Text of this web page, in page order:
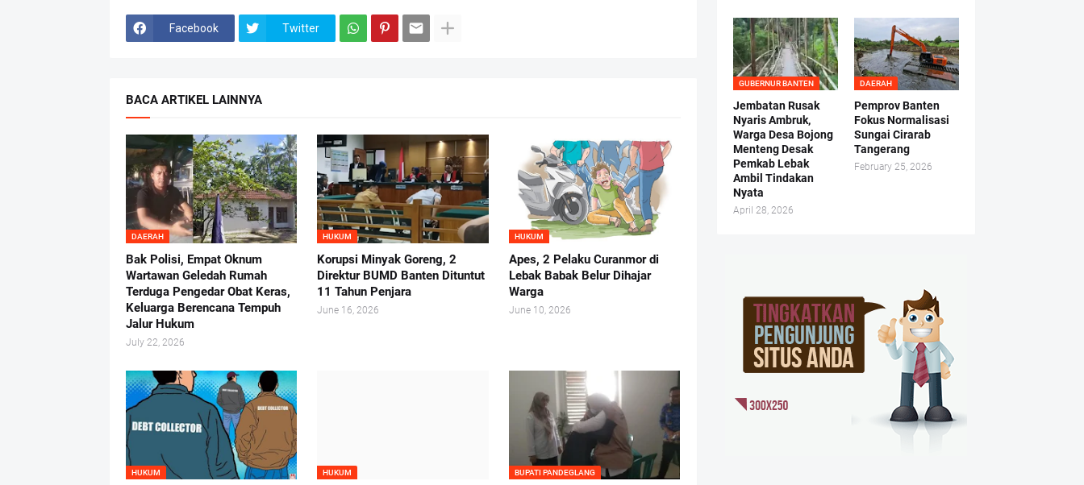
Facebook Twitter
BACA ARTIKEL LAINNYA
DAERAH
Bak Polisi, Empat Oknum
Wartawan Geledah Rumah
Terduga Pengedar Obat Keras,
Keluarga Berencana Tempuh
Jalur Hukum
July 22, 2026
HUKUM
Korupsi Minyak Goreng, 2
Direktur BUMD Banten Dituntut
11 Tahun Penjara
June 16, 2026
HUKUM
Apes, 2 Pelaku Curanmor di
Lebak Babak Belur Dihajar
Warga
June 10, 2026
HUKUM HUKUM BUPATI PANDEGLANG
GUBERNUR BANTEN
Jembatan Rusak
Nyaris Ambruk,
Warga Desa Bojong
Menteng Desak
Pemkab Lebak
Ambil Tindakan
Nyata
April 28, 2026
DAERAH
Pemprov Banten
Fokus Normalisasi
Sungai Cirarab
Tangerang
February 25, 2026